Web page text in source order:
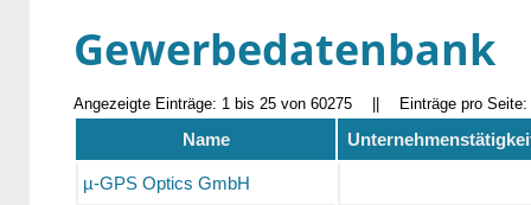
Gewerbedatenbank
Angezeigte Einträge: 1 bis 25 von 60275 Einträge pro Seite:
Name
µ-GPS Optics GmbH